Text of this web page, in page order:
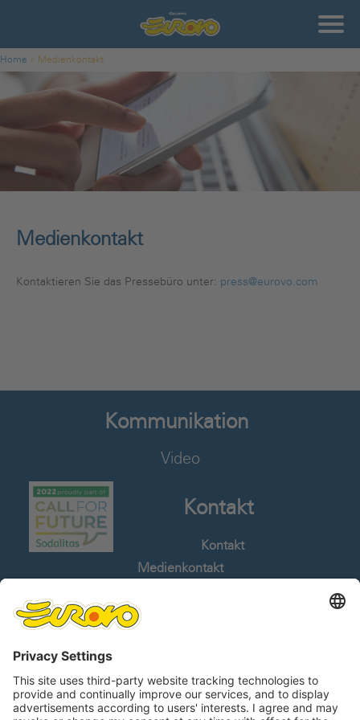
Sie sind hier
Home » Medienkontakt
Medienkontakt
Kontaktieren Sie das Pressebüro unter: press@eurovo.com
Kommunikation
Video
Kontakt
Kontakt
Medienkontakt
Whistleblowing